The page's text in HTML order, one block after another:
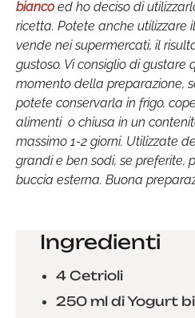
biancoed ho deciso di
ricetta. Potete anche utilizzare
vende nei supermercati, il
gustoso. Vi consiglio di gustare
momento della preparazione,
potete conservarla in frigo,
alimenti o chiusa in un
massimo 1-2 giorni. Utilizzate
grandi e ben sodi, se preferite,
buccia esterna. Buona
Ingredienti
4 Cetrioli
250 ml di Yogurt